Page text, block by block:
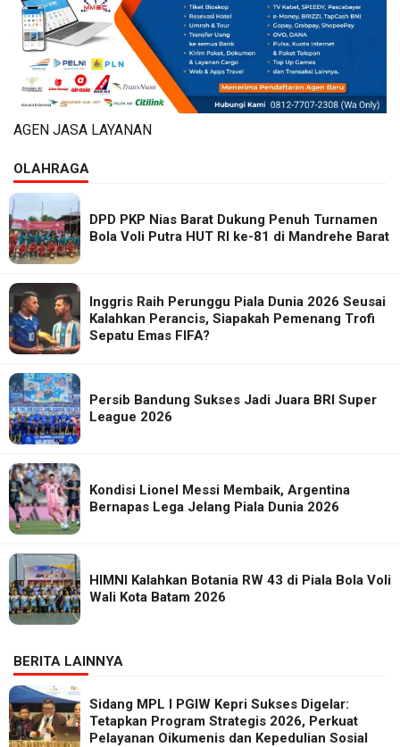
AGEN JASA LAYANAN
OLAHRAGA
DPD PKP Nias Barat Dukung Penuh Turnamen
Bola Voli Putra HUT RI ke-81 di Mandrehe Barat
Inggris Raih Perunggu Piala Dunia 2026 Seusai
Kalahkan Perancis, Siapakah Pemenang Trofi
Sepatu Emas FIFA?
Persib Bandung Sukses Jadi Juara BRI Super
League 2026
Kondisi Lionel Messi Membaik, Argentina
Bernapas Lega Jelang Piala Dunia 2026
HIMNI Kalahkan Botania RW 43 di Piala Bola Voli
Wali Kota Batam 2026
BERITA LAINNYA
Sidang MPL I PGIW Kepri Sukses Digelar:
Tetapkan Program Strategis 2026, Perkuat
Pelayanan Oikumenis dan Kepedulian Sosial